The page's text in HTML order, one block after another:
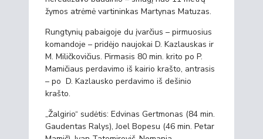
žymos atrėmė vartininkas Martynas Matuzas.
Rungtynių pabaigoje du įvarčius – pirmuosius
komandoje – pridėjo naujokai D. Kazlauskas ir
M. Miličkovičius. Pirmasis 80 min. krito po P.
Mamičiaus perdavimo iš kairio krašto, antrasis
– po D. Kazlausko perdavimo iš dešinio
krašto.
„Žalgirio“ sudėtis: Edvinas Gertmonas (84 min.
Gaudentas Ralys), Joel Bopesu (46 min. Petar